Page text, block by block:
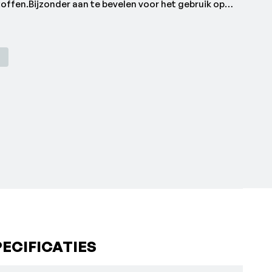
aan te bevelen voor het gebruik op
geschikt voor de vliegtuigindustrie, wanneer voor de
alleen SiC toegestaan wordt.•Breedte: 30 mm